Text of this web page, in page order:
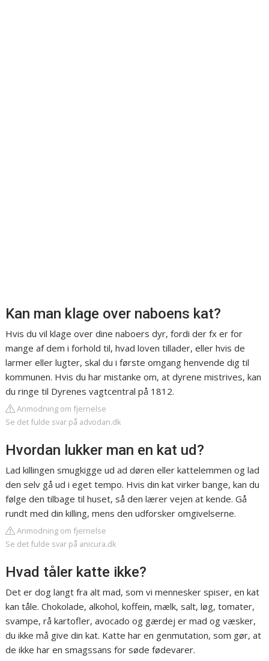
Kan man klage over naboens kat?
Hvis du vil klage over dine naboers dyr, fordi der fx er for
mange af dem i forhold til, hvad loven tillader, eller hvis de
larmer eller lugter, skal du i første omgang henvende dig til
kommunen. Hvis du har mistanke om, at dyrene mistrives, kan
du ringe til Dyrenes vagtcentral på 1812.
Anmodning om fjernelse
Se det fulde svar på advodan.dk
Hvordan lukker man en kat ud?
Lad killingen smugkigge ud ad døren eller kattelemmen og lad
den selv gå ud i eget tempo. Hvis din kat virker bange, kan du
følge den tilbage til huset, så den lærer vejen at kende. Gå
rundt med din killing, mens den udforsker omgivelserne.
Anmodning om fjernelse
Se det fulde svar på anicura.dk
Hvad tåler katte ikke?
Det er dog langt fra alt mad, som vi mennesker spiser, en kat
kan tåle. Chokolade, alkohol, koffein, mælk, salt, løg, tomater,
svampe, rå kartofler, avocado og gærdej er mad og væsker,
du ikke må give din kat. Katte har en genmutation, som gør, at
de ikke har en smagssans for søde fødevarer.